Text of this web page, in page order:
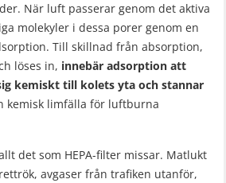
När luft passerar genom det aktiva
molekyler i dessa porer genom en
Till skillnad från absorption,
löses in, innebär adsorption att
kemiskt till kolets yta och stannar
kemisk limfälla för luftburna
det som HEPA-filter missar. Matlukt
avgaser från trafiken utanför,